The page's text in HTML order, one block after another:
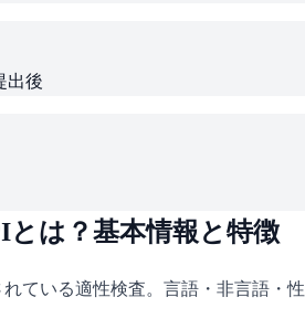
出後
とは？基本情報と特徴
ている適性検査。言語・非言語・性